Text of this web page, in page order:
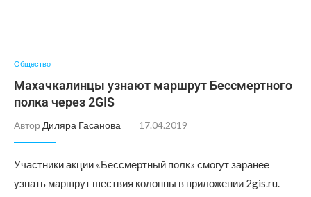
Общество
Махачкалинцы узнают маршрут Бессмертного
полка через 2GIS
Автор Диляра Гасанова 17.04.2019
Участники акции «Бессмертный полк» смогут заранее
узнать маршрут шествия колонны в приложении 2gis.ru.